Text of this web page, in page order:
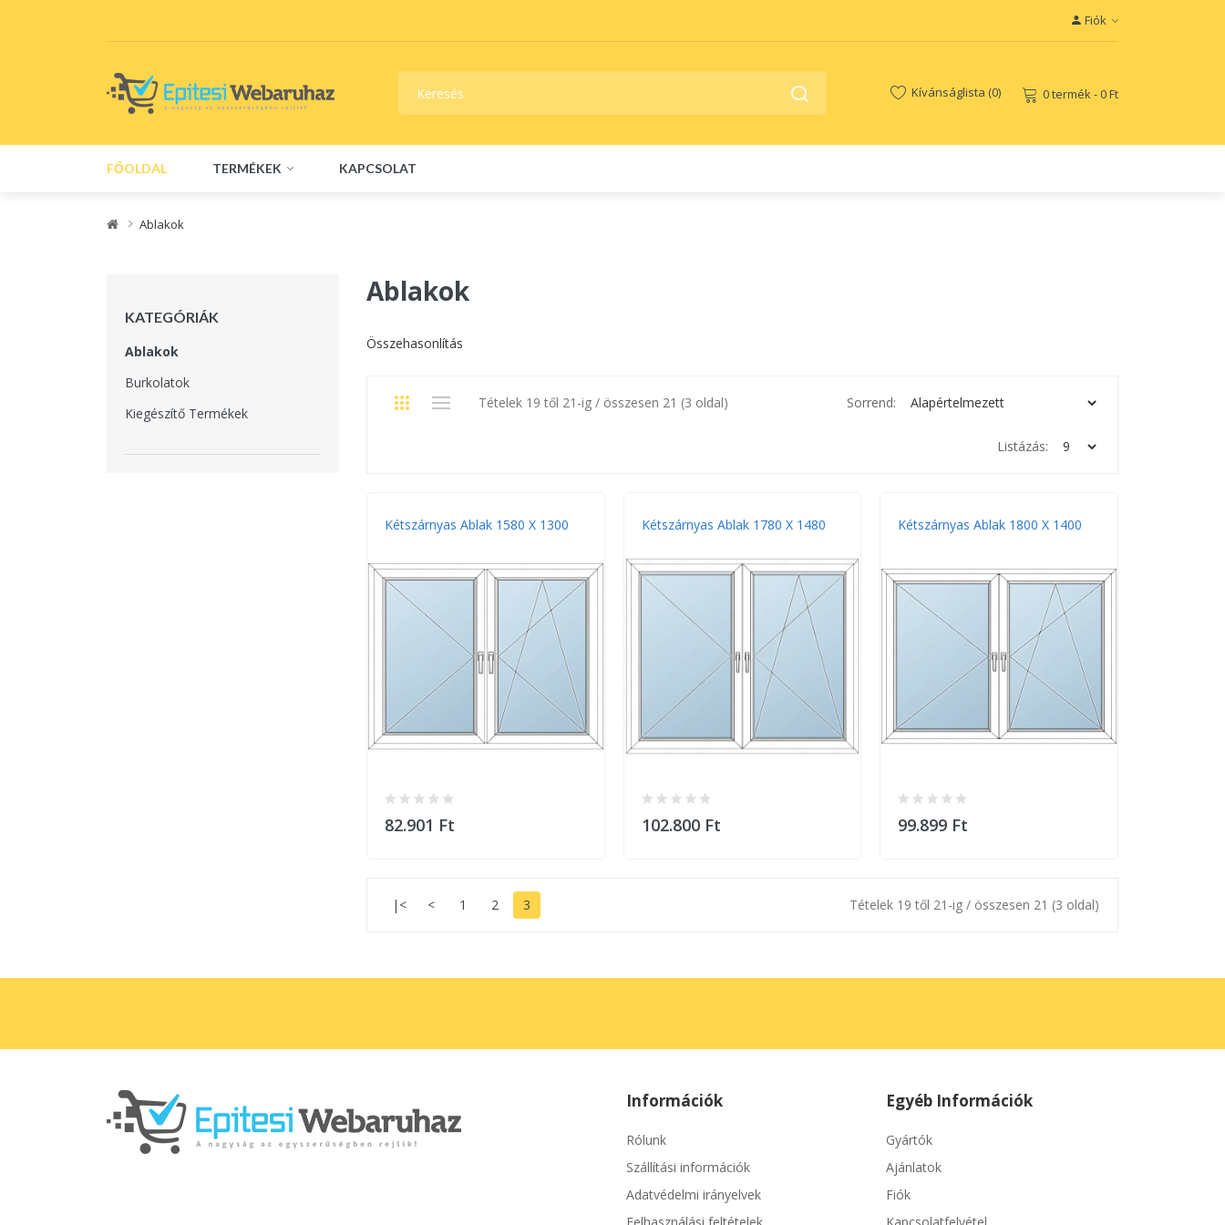
Fiók
Kívánságlista (0) 0 termék - 0 Ft
FŐOLDAL TERMÉKEK KAPCSOLAT
Ablakok
KATEGÓRIÁK
Ablakok
Burkolatok
Kiegészítő Termékek
Ablakok
Összehasonlítás
Tételek 19 től 21-ig / összesen 21 (3 oldal) Sorrend:
Listázás:
Kétszárnyas Ablak 1580 X 1300
82.901 Ft
Kétszárnyas Ablak 1780 X 1480
102.800 Ft
Kétszárnyas Ablak 1800 X 1400
99.899 Ft
|< < 1 2 3 Tételek 19 től 21-ig / összesen 21 (3 oldal)
Információk
Rólunk
Szállítási információk
Adatvédelmi irányelvek
Felhasználási feltételek
Egyéb Információk
Gyártók
Ajánlatok
Fiók
Kapcsolatfelvétel